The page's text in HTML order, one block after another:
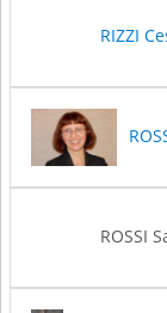
RIZZI
ROSSI